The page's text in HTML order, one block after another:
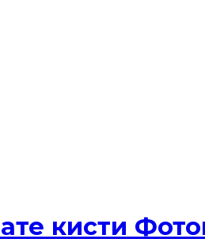
кисти